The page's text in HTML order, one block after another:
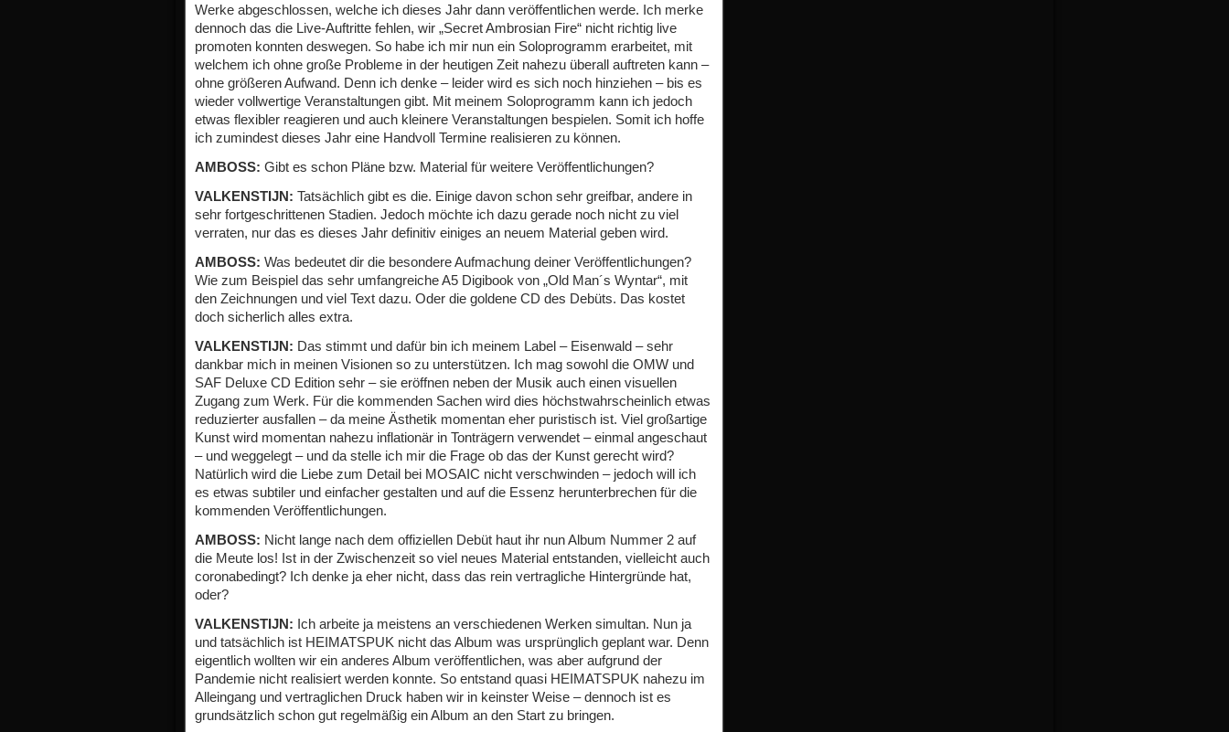
Werke abgeschlossen, welche ich dieses Jahr dann veröffentlichen werde. Ich merke
dennoch das die Live-Auftritte fehlen, wir „Secret Ambrosian Fire“ nicht richtig live
promoten konnten deswegen. So habe ich mir nun ein Soloprogramm erarbeitet, mit
welchem ich ohne große Probleme in der heutigen Zeit nahezu überall auftreten kann –
ohne größeren Aufwand. Denn ich denke – leider wird es sich noch hinziehen – bis es
wieder vollwertige Veranstaltungen gibt. Mit meinem Soloprogramm kann ich jedoch
etwas flexibler reagieren und auch kleinere Veranstaltungen bespielen. Somit ich hoffe
ich zumindest dieses Jahr eine Handvoll Termine realisieren zu können.
AMBOSS: Gibt es schon Pläne bzw. Material für weitere Veröffentlichungen?
VALKENSTIJN: Tatsächlich gibt es die. Einige davon schon sehr greifbar, andere in
sehr fortgeschrittenen Stadien. Jedoch möchte ich dazu gerade noch nicht zu viel
verraten, nur das es dieses Jahr definitiv einiges an neuem Material geben wird.
AMBOSS: Was bedeutet dir die besondere Aufmachung deiner Veröffentlichungen?
Wie zum Beispiel das sehr umfangreiche A5 Digibook von „Old Man´s Wyntar“, mit
den Zeichnungen und viel Text dazu. Oder die goldene CD des Debüts. Das kostet
doch sicherlich alles extra.
VALKENSTIJN: Das stimmt und dafür bin ich meinem Label – Eisenwald – sehr
dankbar mich in meinen Visionen so zu unterstützen. Ich mag sowohl die OMW und
SAF Deluxe CD Edition sehr – sie eröffnen neben der Musik auch einen visuellen
Zugang zum Werk. Für die kommenden Sachen wird dies höchstwahrscheinlich etwas
reduzierter ausfallen – da meine Ästhetik momentan eher puristisch ist. Viel großartige
Kunst wird momentan nahezu inflationär in Tonträgern verwendet – einmal angeschaut
– und weggelegt – und da stelle ich mir die Frage ob das der Kunst gerecht wird?
Natürlich wird die Liebe zum Detail bei MOSAIC nicht verschwinden – jedoch will ich
es etwas subtiler und einfacher gestalten und auf die Essenz herunterbrechen für die
kommenden Veröffentlichungen.
AMBOSS: Nicht lange nach dem offiziellen Debüt haut ihr nun Album Nummer 2 auf
die Meute los! Ist in der Zwischenzeit so viel neues Material entstanden, vielleicht auch
coronabedingt? Ich denke ja eher nicht, dass das rein vertragliche Hintergründe hat,
oder?
VALKENSTIJN: Ich arbeite ja meistens an verschiedenen Werken simultan. Nun ja
und tatsächlich ist HEIMATSPUK nicht das Album was ursprünglich geplant war. Denn
eigentlich wollten wir ein anderes Album veröffentlichen, was aber aufgrund der
Pandemie nicht realisiert werden konnte. So entstand quasi HEIMATSPUK nahezu im
Alleingang und vertraglichen Druck haben wir in keinster Weise – dennoch ist es
grundsätzlich schon gut regelmäßig ein Album an den Start zu bringen.